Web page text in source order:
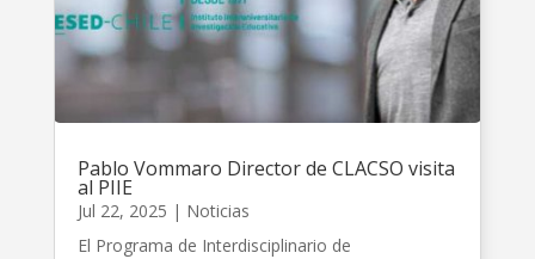
Pablo Vommaro Director de CLACSO visita
al PIIE
Jul 22, 2025 | Noticias
El Programa de Interdisciplinario de